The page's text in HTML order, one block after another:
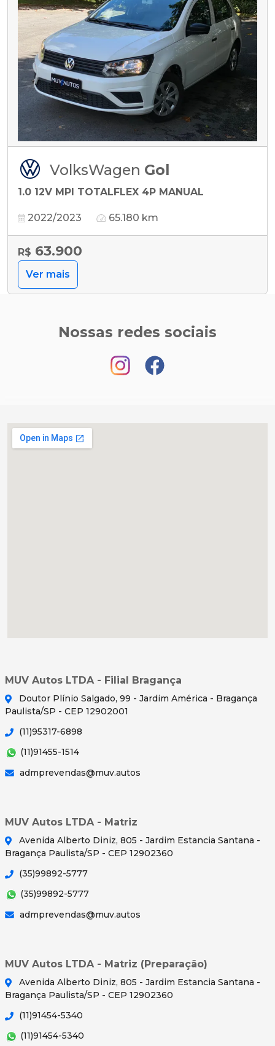
VolksWagen Gol
1.0 12V MPI TOTALFLEX 4P MANUAL
2022/2023 65.180 km
R$ 63.900
Ver mais
Nossas redes sociais
MUV Autos LTDA - Filial Bragança
Doutor Plínio Salgado, 99 - Jardim América - Bragança
Paulista/SP - CEP 12902001
(11)95317-6898
(11)91455-1514
admprevendas@muv.autos
MUV Autos LTDA - Matriz
Avenida Alberto Diniz, 805 - Jardim Estancia Santana -
Bragança Paulista/SP - CEP 12902360
(35)99892-5777
(35)99892-5777
admprevendas@muv.autos
MUV Autos LTDA - Matriz (Preparação)
Avenida Alberto Diniz, 805 - Jardim Estancia Santana -
Bragança Paulista/SP - CEP 12902360
(11)91454-5340
(11)91454-5340